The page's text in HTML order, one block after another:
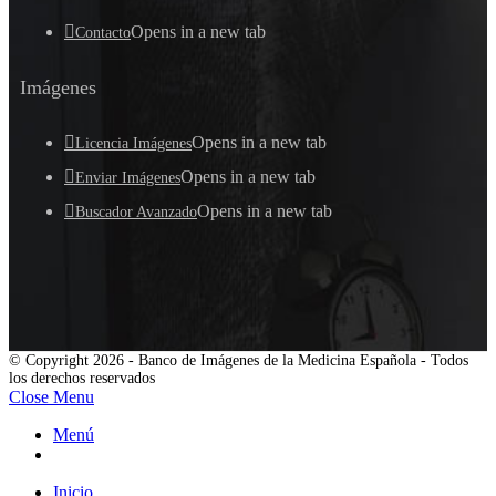
ContactoOpens in a new tab
Imágenes
Licencia ImágenesOpens in a new tab
Enviar ImágenesOpens in a new tab
Buscador AvanzadoOpens in a new tab
© Copyright 2026 - Banco de Imágenes de la Medicina Española - Todos
los derechos reservados
Close Menu
Menú
Inicio